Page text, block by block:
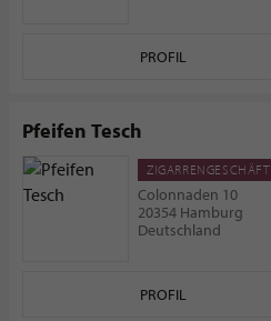
PROFIL
Pfeifen Tesch
ZIGARRENGESCHÄFT
Colonnaden 10
20354 Hamburg
Deutschland
PROFIL